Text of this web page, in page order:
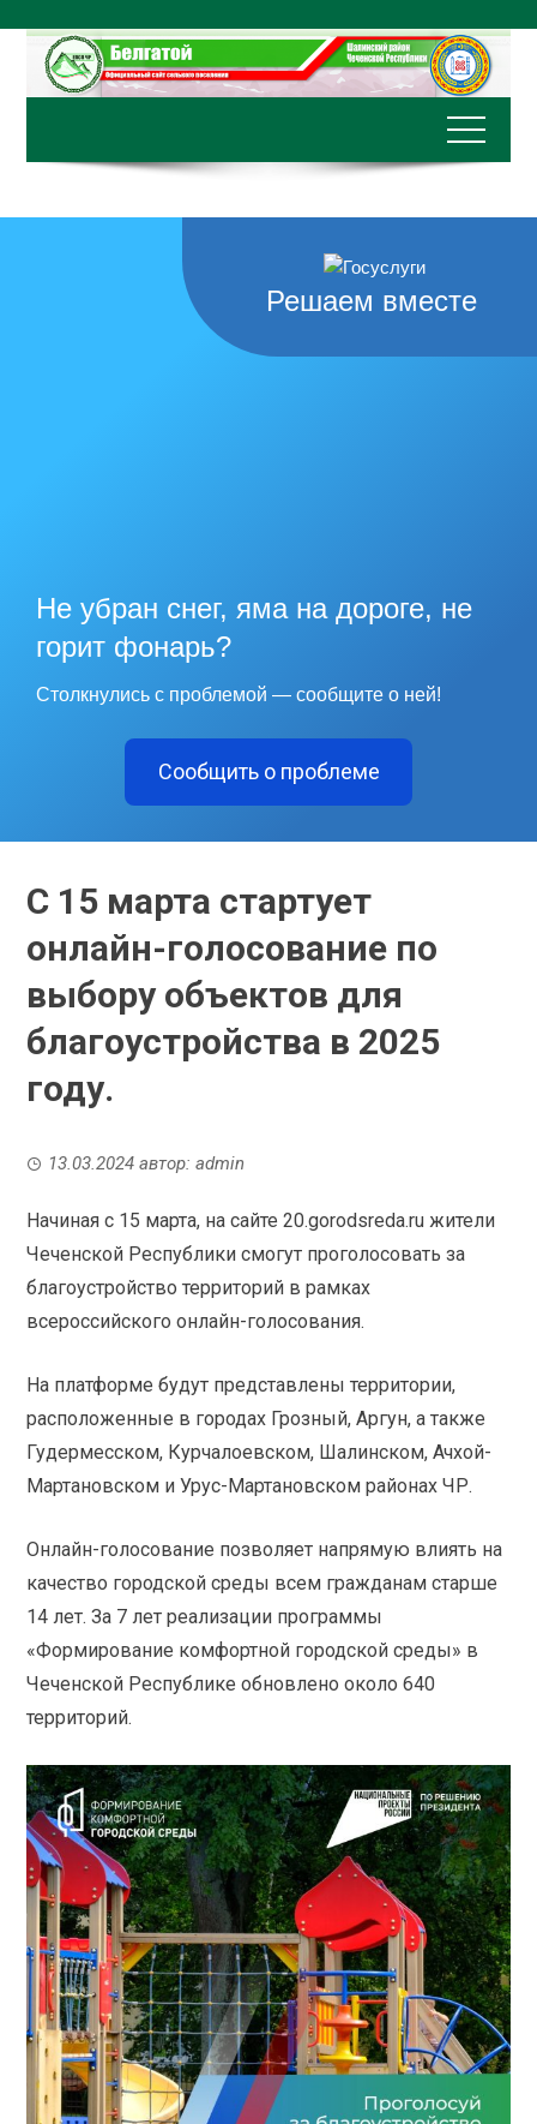
содержимому
Решаем вместе
Не убран снег, яма на дороге, не
горит фонарь?
Столкнулись с проблемой — сообщите о ней!
Сообщить о проблеме
С 15 марта стартует
онлайн-голосование по
выбору объектов для
благоустройства в 2025
году.
13.03.2024 автор:admin
Начиная с 15 марта, на сайте 20.gorodsreda.ru жители
Чеченской Республики смогут проголосовать за
благоустройство территорий в рамках
всероссийского онлайн-голосования.
На платформе будут представлены территории,
расположенные в городах Грозный, Аргун, а также
Гудермесском, Курчалоевском, Шалинском, Ачхой-
Мартановском и Урус-Мартановском районах ЧР.
Онлайн-голосование позволяет напрямую влиять на
качество городской среды всем гражданам старше
14 лет. За 7 лет реализации программы
«Формирование комфортной городской среды» в
Чеченской Республике обновлено около 640
территорий.